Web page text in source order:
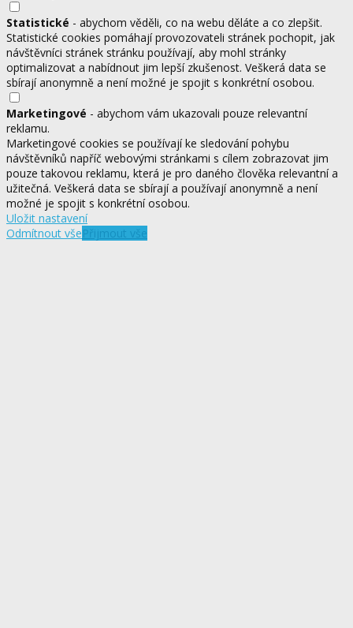
Statistické - abychom věděli, co na webu děláte a co zlepšit.
Statistické cookies pomáhají provozovateli stránek pochopit, jak
návštěvníci stránek stránku používají, aby mohl stránky
optimalizovat a nabídnout jim lepší zkušenost. Veškerá data se
sbírají anonymně a není možné je spojit s konkrétní osobou.
Marketingové - abychom vám ukazovali pouze relevantní
reklamu.
Marketingové cookies se používají ke sledování pohybu
návštěvníků napříč webovými stránkami s cílem zobrazovat jim
pouze takovou reklamu, která je pro daného člověka relevantní a
užitečná. Veškerá data se sbírají a používají anonymně a není
možné je spojit s konkrétní osobou.
Uložit nastavení
Odmítnout všePřijmout vše